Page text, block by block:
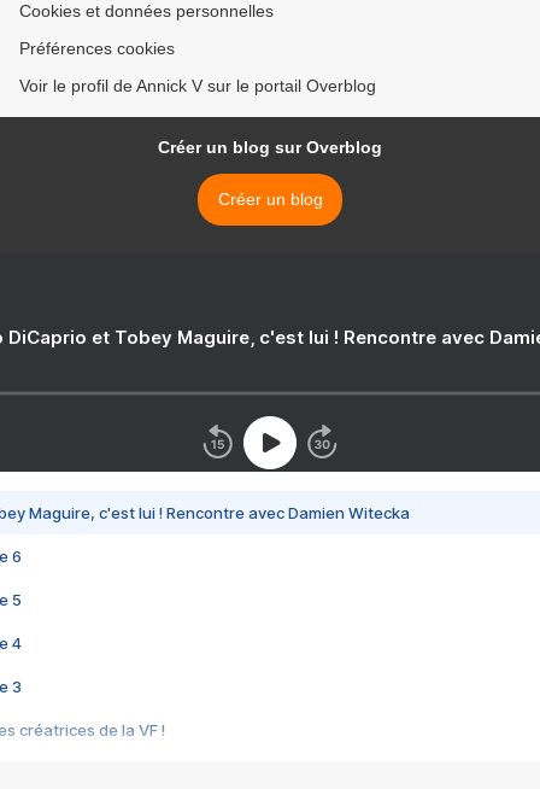
Cookies et données personnelles
Préférences cookies
Voir le profil de Annick V sur le portail Overblog
Créer un blog sur Overblog
Créer un blog
DiCaprio et Tobey Maguire, c'est lui ! Rencontre avec
Maguire, c'est lui ! Rencontre avec Damien Witecka
6
5
4
3
créatrices de la VF !